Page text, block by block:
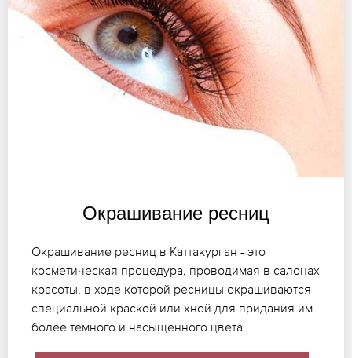
Окрашивание ресниц
Окрашивание ресниц в Каттакурган - это
косметическая процедура, проводимая в салонах
красоты, в ходе которой ресницы окрашиваются
специальной краской или хной для придания им
более темного и насыщенного цвета.